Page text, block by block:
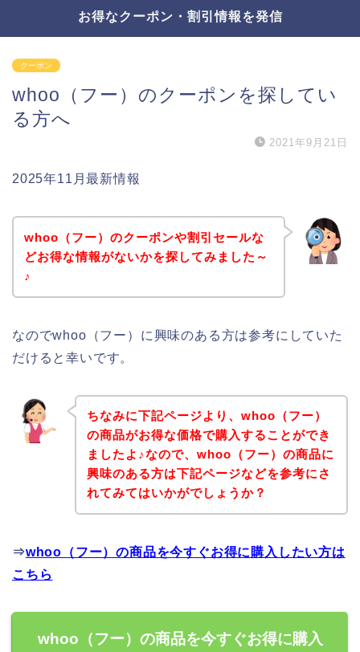
お得なクーポン・割引情報を発信
クーポン
whoo（フー）のクーポンを探してい
る方へ
2021年9月21日
2025年11月最新情報
whoo（フー）のクーポンや割引セールな
どお得な情報がないかを探してみました～
♪
なのでwhoo（フー）に興味のある方は参考にしていた
だけると幸いです。
ちなみに下記ページより、whoo（フー）
の商品がお得な価格で購入することができ
ましたよ♪なので、whoo（フー）の商品に
興味のある方は下記ページなどを参考にさ
れてみてはいかがでしょうか？
⇒whoo（フー）の商品を今すぐお得に購入したい方は
こちら
whoo（フー）の商品を今すぐお得に購入